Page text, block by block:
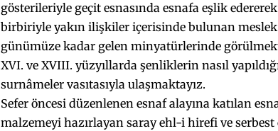
gösterileriyle geçit esnasında esnafa eşlik
birbiriyle yakın ilişkiler içerisinde bulunan meslek
günümüze kadar gelen minyatürlerinde
XVI. ve XVIII. yüzyıllarda şenliklerin nasıl
surnâmeler vasıtasıyla ulaşmaktayız.
Sefer öncesi düzenlenen esnaf alayına katılan
malzemeyi hazırlayan saray ehl-i hirefi ve